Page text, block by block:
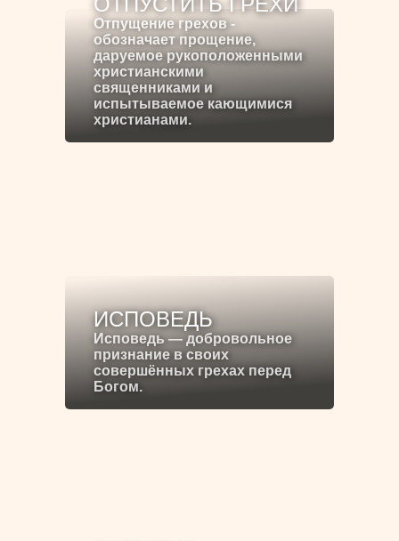
Отпущение грехов -
обозначает прощение,
даруемое рукоположенными
христианскими
священниками и
испытываемое кающимися
христианами.
ИСПОВЕДЬ
Исповедь — добровольное
признание в своих
совершённых грехах перед
Богом.